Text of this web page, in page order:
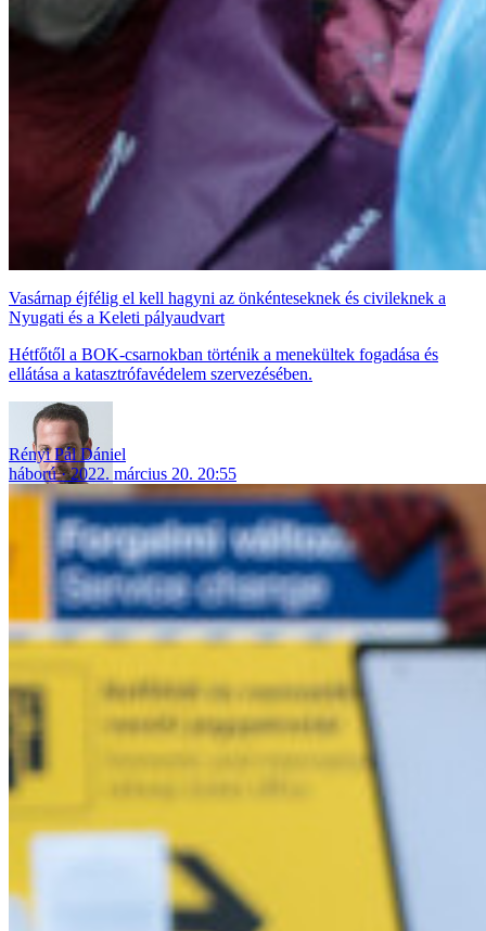
Vasárnap éjfélig el kell hagyni az önkénteseknek és civileknek a
Nyugati és a Keleti pályaudvart
Hétfőtől a BOK-csarnokban történik a menekültek fogadása és
ellátása a katasztrófavédelem szervezésében.
Rényi Pál Dániel
háború
2022. március 20. 20:55